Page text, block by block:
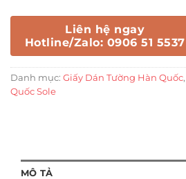
Liên hệ ngay
Hotline/Zalo: 0906 51 5537
Danh mục: Giấy Dán Tường Hàn Quốc,
Quốc Sole
MÔ TẢ